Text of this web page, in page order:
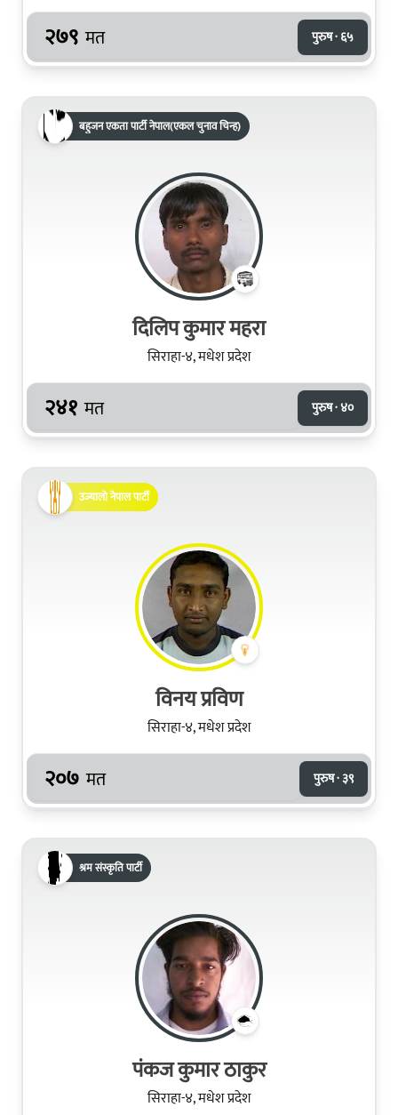
२७९ मत पुरुष · ६५
बहुजन एकता पार्टी नेपाल(एकल चुनाव चिन्ह)
दिलिप कुमार महरा
सिराहा-४, मधेश प्रदेश
२४१ मत पुरुष · ४०
उज्यालो नेपाल पार्टी
विनय प्रविण
सिराहा-४, मधेश प्रदेश
२०७ मत पुरुष · ३९
श्रम संस्कृति पार्टी
पंकज कुमार ठाकुर
सिराहा-४, मधेश प्रदेश